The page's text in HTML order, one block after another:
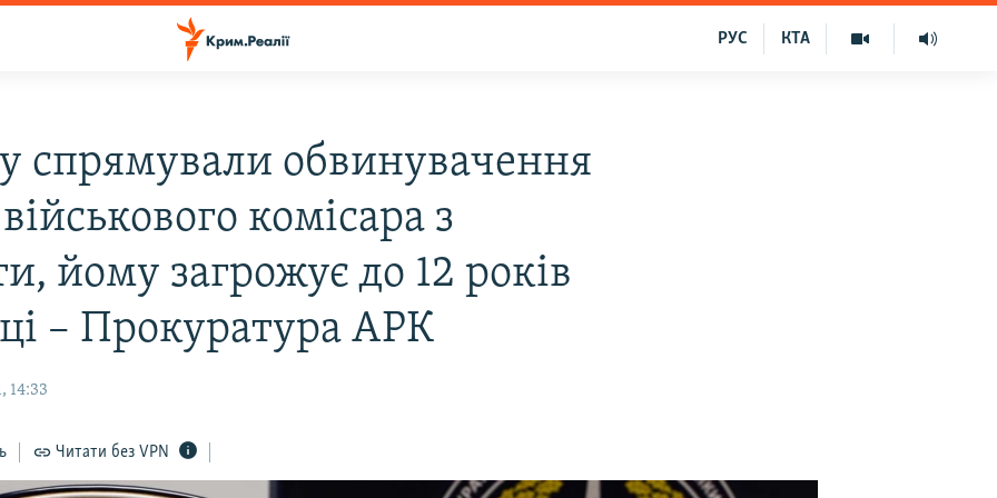
КТА
РУС
спрямували обвинувачення
комісара з
йому загрожує до 12 років
– Прокуратура АРК
14:33
Читати без VPN